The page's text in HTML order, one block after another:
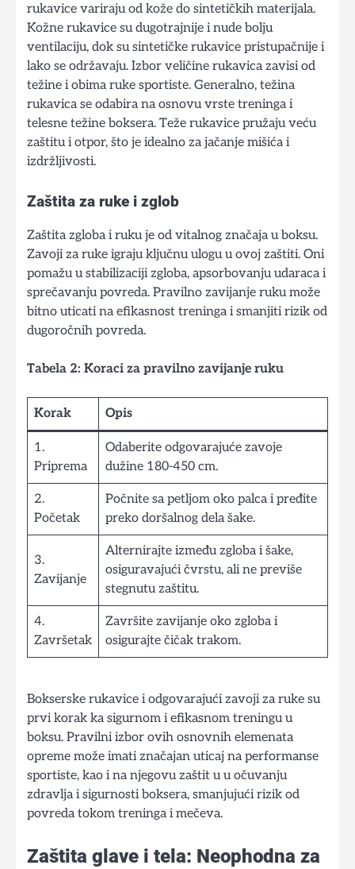
rukavice variraju od kože do sintetičkih materijala.
Kožne rukavice su dugotrajnije i nude bolju
ventilaciju, dok su sintetičke rukavice pristupačnije i
lako se održavaju. Izbor veličine rukavica zavisi od
težine i obima ruke sportiste. Generalno, težina
rukavica se odabira na osnovu vrste treninga i
telesne težine boksera. Teže rukavice pružaju veću
zaštitu i otpor, što je idealno za jačanje mišića i
izdržljivosti.
Zaštita za ruke i zglob
Zaštita zgloba i ruku je od vitalnog značaja u boksu.
Zavoji za ruke igraju ključnu ulogu u ovoj zaštiti. Oni
pomažu u stabilizaciji zgloba, apsorbovanju udaraca i
sprečavanju povreda. Pravilno zavijanje ruku može
bitno uticati na efikasnost treninga i smanjiti rizik od
dugoročnih povreda.
Tabela 2: Koraci za pravilno zavijanje ruku
Korak Opis
1.
Priprema
Odaberite odgovarajuće zavoje
dužine 180-450 cm.
2.
Početak
Počnite sa petljom oko palca i pređite
preko doršalnog dela šake.
3.
Zavijanje
Alternirajte između zgloba i šake,
osiguravajući čvrstu, ali ne previše
stegnutu zaštitu.
4.
Završetak
Završite zavijanje oko zgloba i
osigurajte čičak trakom.
Bokserske rukavice i odgovarajući zavoji za ruke su
prvi korak ka sigurnom i efikasnom treningu u
boksu. Pravilni izbor ovih osnovnih elemenata
opreme može imati značajan uticaj na performanse
sportiste, kao i na njegovu zaštit u u očuvanju
zdravlja i sigurnosti boksera, smanjujući rizik od
povreda tokom treninga i mečeva.
Zaštita glave i tela: Neophodna za